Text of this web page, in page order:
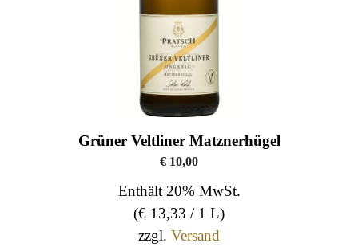
Grüner Veltliner Matzner­hügel
€ 10,00
Enthält 20% MwSt.
(€ 13,33 / 1 L)
zzgl. Versand